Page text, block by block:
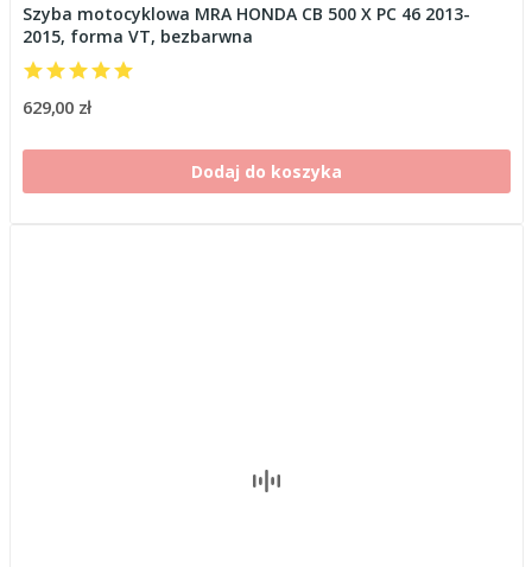
Szyba motocyklowa MRA HONDA CB 500 X PC 46 2013-
2015, forma VT, bezbarwna
629,00 zł
Dodaj do koszyka